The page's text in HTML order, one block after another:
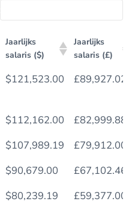
Jaarlijks
salaris ($)
Jaarlijks
salaris (£)
Jaarlijks
salaris ($)
Jaarlijks
salaris (£)
$121,523.00 £89,927.02
$112,162.00
£82,999.88
$107,989.19
£79,912.00
$90,679.00
£67,102.46
$80,239.19 £59,377.00